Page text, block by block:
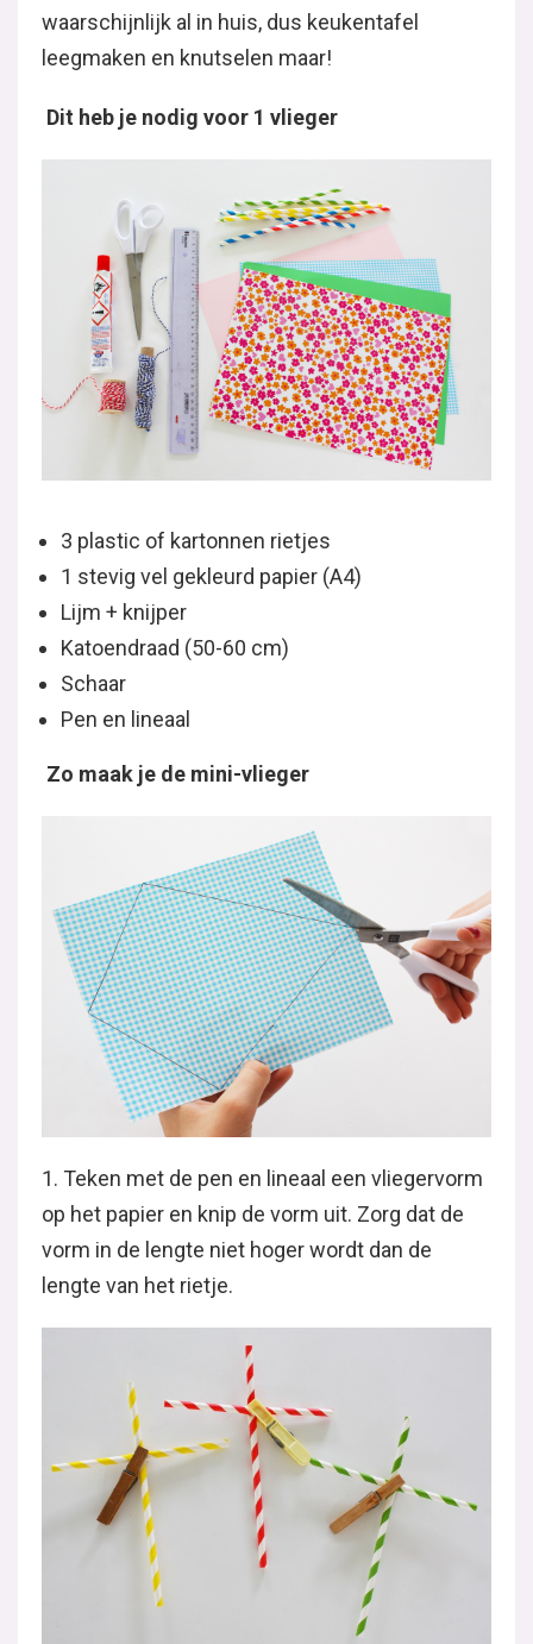
waarschijnlijk al in huis, dus keukentafel
leegmaken en knutselen maar!
Dit heb je nodig voor 1 vlieger
3 plastic of kartonnen rietjes
1 stevig vel gekleurd papier (A4)
Lijm + knijper
Katoendraad (50-60 cm)
Schaar
Pen en lineaal
Zo maak je de mini-vlieger
1. Teken met de pen en lineaal een vliegervorm
op het papier en knip de vorm uit. Zorg dat de
vorm in de lengte niet hoger wordt dan de
lengte van het rietje.